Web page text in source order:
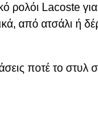
ρολόι Lacoste για
από ατσάλι ή
ποτέ το στυλ